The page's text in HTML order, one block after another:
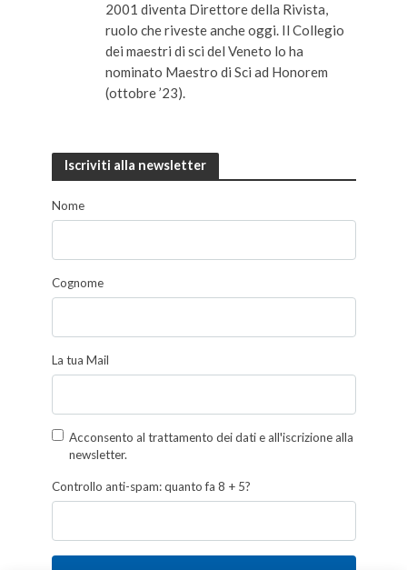
2001 diventa Direttore della Rivista,
ruolo che riveste anche oggi. Il Collegio
dei maestri di sci del Veneto lo ha
nominato Maestro di Sci ad Honorem
(ottobre ’23).
Iscriviti alla newsletter
Nome
Cognome
La tua Mail
Acconsento al trattamento dei dati e all'iscrizione alla
newsletter.
Controllo anti-spam: quanto fa 8 + 5?